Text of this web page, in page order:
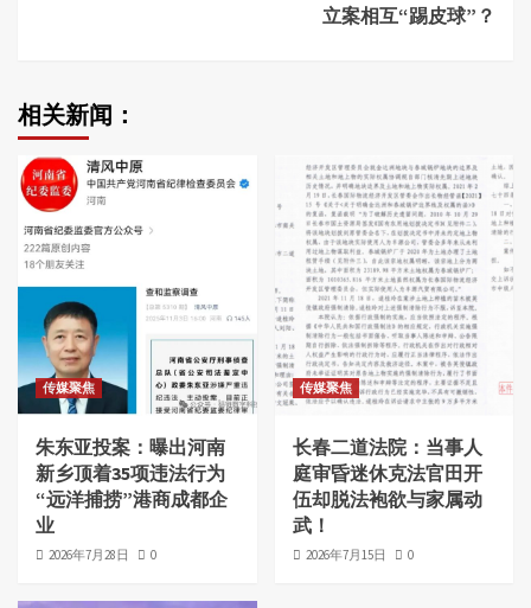
立案相互“踢皮球”？
相关新闻：
传媒聚焦
朱东亚投案：曝出河南
新乡顶着35项违法行为
“远洋捕捞”港商成都企
业
2026年7月28日 0
传媒聚焦
长春二道法院：当事人
庭审昏迷休克法官田开
伍却脱法袍欲与家属动
武！
2026年7月15日 0